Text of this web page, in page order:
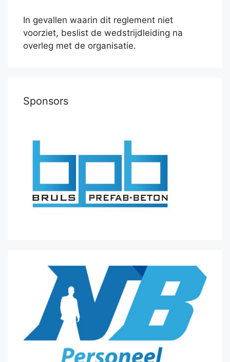
In gevallen waarin dit reglement niet
voorziet, beslist de wedstrijdleiding na
overleg met de organisatie.
Sponsors